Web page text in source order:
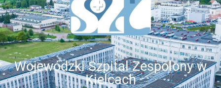
Wojewódzki Szpital Zespolony w
Kielcach